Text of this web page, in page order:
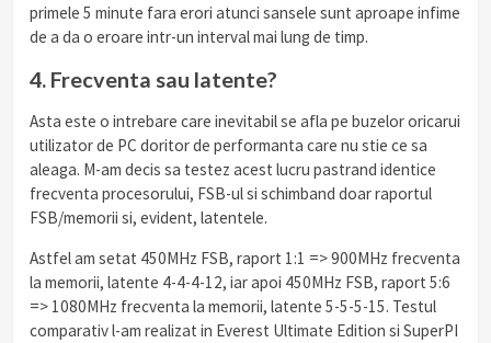
primele 5 minute fara erori atunci sansele sunt aproape infime
de a da o eroare intr-un interval mai lung de timp.
4. Frecventa sau latente?
Asta este o intrebare care inevitabil se afla pe buzelor oricarui
utilizator de PC doritor de performanta care nu stie ce sa
aleaga. M-am decis sa testez acest lucru pastrand identice
frecventa procesorului, FSB-ul si schimband doar raportul
FSB/memorii si, evident, latentele.
Astfel am setat 450MHz FSB, raport 1:1 => 900MHz frecventa
la memorii, latente 4-4-4-12, iar apoi 450MHz FSB, raport 5:6
=> 1080MHz frecventa la memorii, latente 5-5-5-15. Testul
comparativ l-am realizat in Everest Ultimate Edition si SuperPI